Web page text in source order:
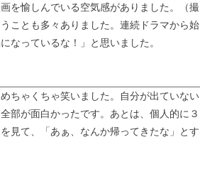
を愉しんでいる空気感がありました。（撮
ことも多々ありました。連続ドラマから始
なっているな！」と思いました。
ちゃくちゃ笑いました。自分が出ていない
部が面白かったです。あとは、個人的に３
見て、「あぁ、なんか帰ってきたな」とす